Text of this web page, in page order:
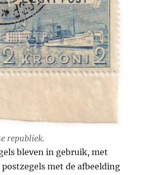
republiek.
bleven in gebruik, met
met de afbeelding